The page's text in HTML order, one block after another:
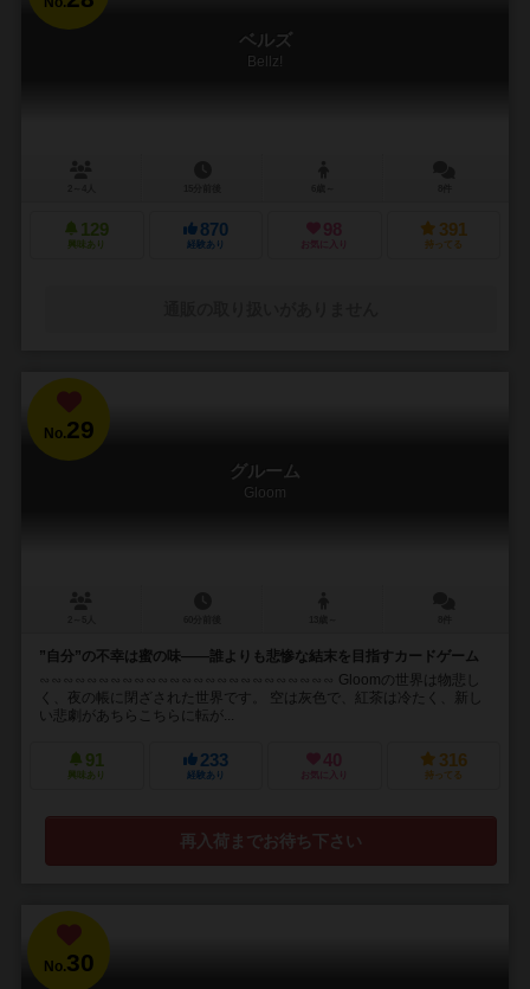
ベルズ
Bellz!
129
興味あり
870
経験あり
98
お気に入り
391
持ってる
No.29
グルーム
Gloom
”自分”の不幸は蜜の味――誰よりも悲惨な結末を目指すカードゲーム
∽∽∽∽∽∽∽∽∽∽∽∽∽∽∽∽∽∽∽∽∽∽∽∽∽ Gloomの世界は物悲し
く、夜の帳に閉ざされた世界です。 空は灰色で、紅茶は冷たく、新し
い悲劇があちらこちらに転が...
91
興味あり
233
経験あり
40
お気に入り
316
持ってる
再入荷までお待ち下さい
No.30